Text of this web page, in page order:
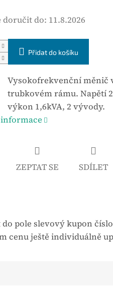
doručit do: 11.8.2026
Přidat do košíku
Vysokofrekvenční měnič
trubkovém rámu. Napětí
výkon 1,6kVA, 2 vývody.
ZEPTAT SE SDÍLET
pole slevový kupon číslo
cenu ještě individuálně